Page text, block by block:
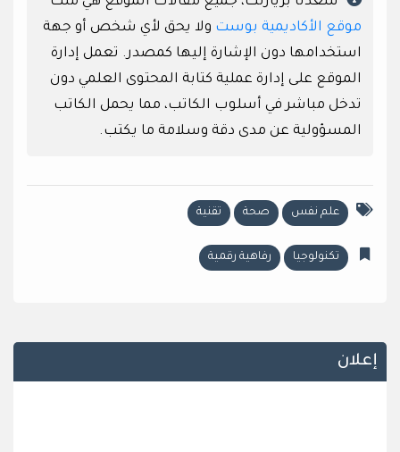
موقع الأكاديمية بوست ولا يحق لأي شخص أو جهة
استخدامها دون الإشارة إليها كمصدر. تعمل إدارة
الموقع على إدارة عملية كتابة المحتوى العلمي دون
تدخل مباشر في أسلوب الكاتب، مما يحمل الكاتب
المسؤولية عن مدى دقة وسلامة ما يكتب.
علم نفس صحة تقنية
تكنولوجيا رفاهية رقمية
إعلان